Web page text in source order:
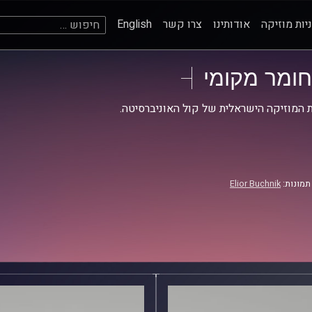
מוזיקה אודותינו צרו קשר English חיפוש:
חומר מקומי
המוזיקה הישראלית של קול האוניברסיטה.
Elior Buchnik